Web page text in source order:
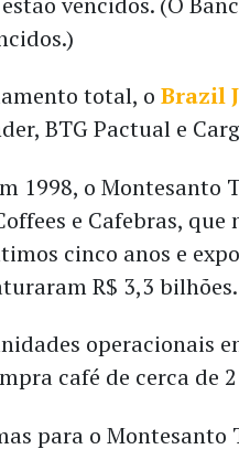
total, o Brazil
BTG Pactual e
1998, o Montesanto
e Cafebras, que
cinco anos e
R$ 3,3 bilhões.
operacionais
café de cerca de
para o Montesanto